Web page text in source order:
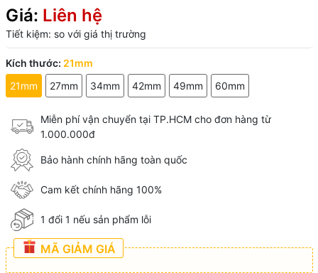
Giá: Liên hệ
Tiết kiệm: so với giá thị trường
Kích thước: 21mm
21mm
27mm 34mm 42mm 49mm 60mm
Miễn phí vận chuyển tại TP.HCM cho đơn hàng từ
1.000.000đ
Bảo hành chính hãng toàn quốc
Cam kết chính hãng 100%
1 đổi 1 nếu sản phẩm lỗi
MÃ GIẢM GIÁ